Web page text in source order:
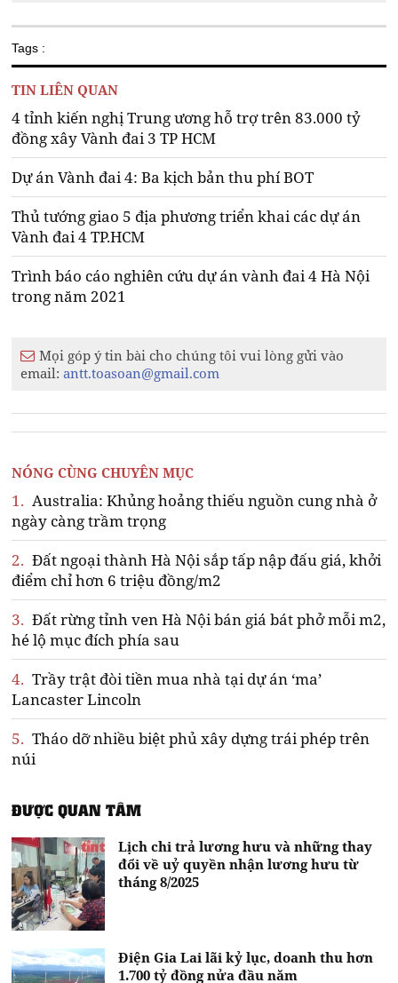
Tags :
TIN LIÊN QUAN
4 tỉnh kiến nghị Trung ương hỗ trợ trên 83.000 tỷ
đồng xây Vành đai 3 TP HCM
Dự án Vành đai 4: Ba kịch bản thu phí BOT
Thủ tướng giao 5 địa phương triển khai các dự án
Vành đai 4 TP.HCM
Trình báo cáo nghiên cứu dự án vành đai 4 Hà Nội
trong năm 2021
Mọi góp ý tin bài cho chúng tôi vui lòng gửi vào
email:antt.toasoan@gmail.com
NÓNG CÙNG CHUYÊN MỤC
1. Australia: Khủng hoảng thiếu nguồn cung nhà ở
ngày càng trầm trọng
2. Đất ngoại thành Hà Nội sắp tấp nập đấu giá, khởi
điểm chỉ hơn 6 triệu đồng/m2
3. Đất rừng tỉnh ven Hà Nội bán giá bát phở mỗi m2,
hé lộ mục đích phía sau
4. Trầy trật đòi tiền mua nhà tại dự án ‘ma’
Lancaster Lincoln
5. Tháo dỡ nhiều biệt phủ xây dựng trái phép trên
núi
ĐƯỢC QUAN TÂM
Lịch chi trả lương hưu và những thay
đổi về uỷ quyền nhận lương hưu từ
tháng 8/2025
Điện Gia Lai lãi kỷ lục, doanh thu hơn
1.700 tỷ đồng nửa đầu năm